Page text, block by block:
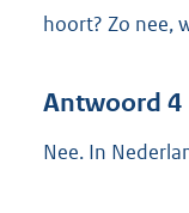
hoort? Zo nee,
Antwoord 4
Nee. In